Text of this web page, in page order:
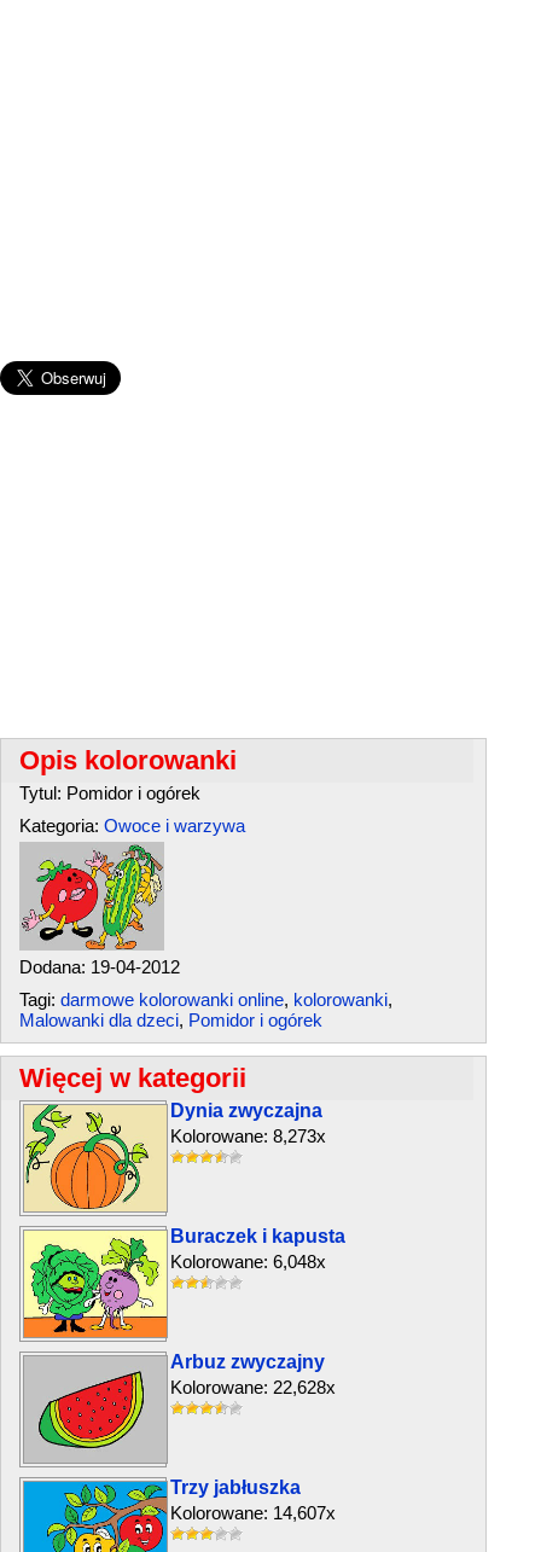
Opis kolorowanki
Tytul: Pomidor i ogórek
Kategoria: Owoce i warzywa
Dodana: 19-04-2012
Tagi: darmowe kolorowanki online, kolorowanki,
Malowanki dla dzeci, Pomidor i ogórek
Więcej w kategorii
Dynia zwyczajna
Kolorowane: 8,273x
Buraczek i kapusta
Kolorowane: 6,048x
Arbuz zwyczajny
Kolorowane: 22,628x
Trzy jabłuszka
Kolorowane: 14,607x